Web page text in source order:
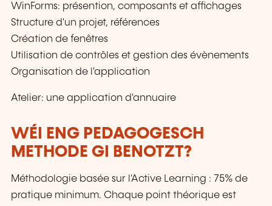
WinForms: présention, composants et affichages
Structure d'un projet, références
Création de fenêtres
Utilisation de contrôles et gestion des évènements
Organisation de l'application
Atelier: une application d'annuaire
WÉI ENG PEDAGOGESCH
METHODE GI BENOTZT?
Méthodologie basée sur l'Active Learning : 75% de
pratique minimum. Chaque point théorique est